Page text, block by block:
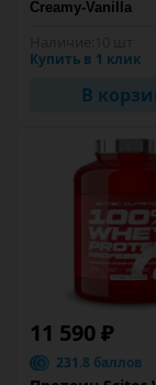
Купить в 1 клик
В
11 590 ₽
231.8 баллов